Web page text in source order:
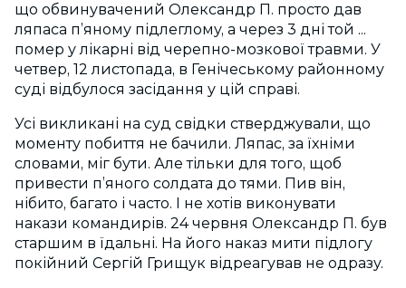
що обвинувачений Олександр П. просто дав
ляпаса п’яному підлеглому, а через 3 дні той ...
помер у лікарні від черепно-мозкової травми. У
четвер, 12 листопада, в Генічеському районному
суді відбулося засідання у цій справі.
Усі викликані на суд свідки стверджували, що
моменту побиття не бачили. Ляпас, за їхніми
словами, міг бути. Але тільки для того, щоб
привести п’яного солдата до тями. Пив він,
нібито, багато і часто. І не хотів виконувати
накази командирів. 24 червня Олександр П. був
старшим в їдальні. На його наказ мити підлогу
покійний Сергій Грищук відреагував не одразу.